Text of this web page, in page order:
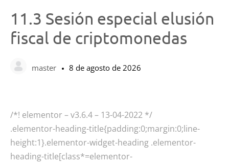
11.3 Sesión especial elusión
fiscal de criptomonedas
master 8 de agosto de 2026
/*! elementor – v3.6.4 – 13-04-2022 */
.elementor-heading-title{padding:0;margin:0;line-
height:1}.elementor-widget-heading .elementor-
heading-title[class*=elementor-